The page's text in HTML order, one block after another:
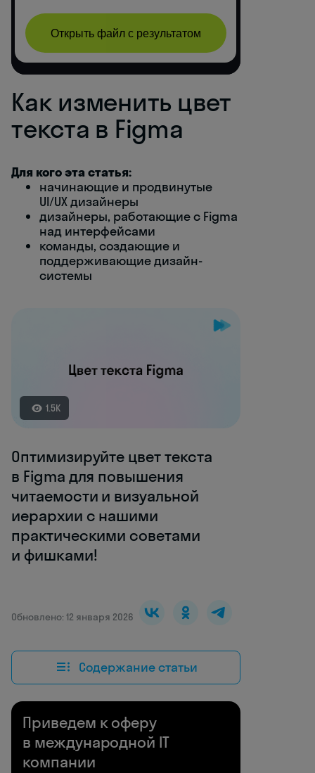
Как изменить цвет
текста в Figma
Для кого эта статья:
начинающие и продвинутые
UI/UX дизайнеры
дизайнеры, работающие с Figma
над интерфейсами
команды, создающие и
поддерживающие дизайн-
системы
1.5K
Оптимизируйте цвет текста
в Figma для повышения
читаемости и визуальной
иерархии с нашими
практическими советами
и фишками!
Обновлено: 12 января 2026
Содержание статьи
Приведем к оферу
в международной IT
компании